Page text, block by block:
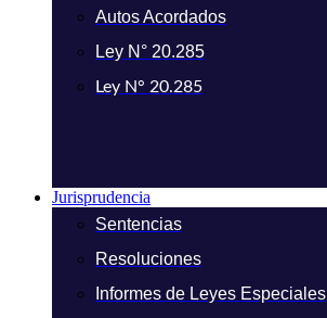
Autos Acordados
Ley N° 20.285
Ley N° 20.285
Jurisprudencia
Sentencias
Resoluciones
Informes de Leyes Especiales